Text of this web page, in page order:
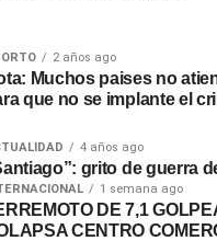
2 años ago
Muchos paises no
que no se implante el
4 años ago
grito de guerra
1 semana ago
DE 7,1
CENTRO